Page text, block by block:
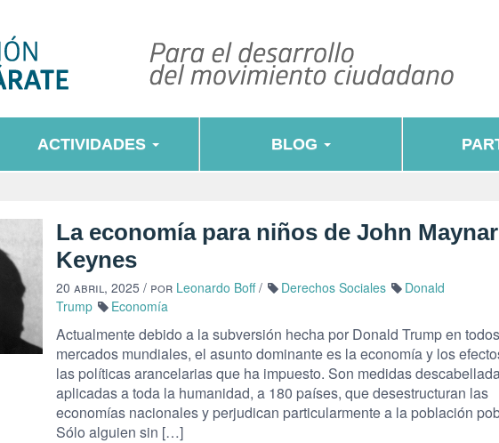
ACTIVIDADES BLOG
La economía para niños de John
Keynes
20 abril, 2025 / por Leonardo Boff/ Derechos Sociales
Donald
Trump
Economía
Actualmente debido a la subversión hecha por Donald Trump en
mercados mundiales, el asunto dominante es la economía y los
las políticas arancelarias que ha impuesto. Son medidas
aplicadas a toda la humanidad, a 180 países, que desestructuran las
economías nacionales y perjudican particularmente a la población
Sólo alguien sin […]